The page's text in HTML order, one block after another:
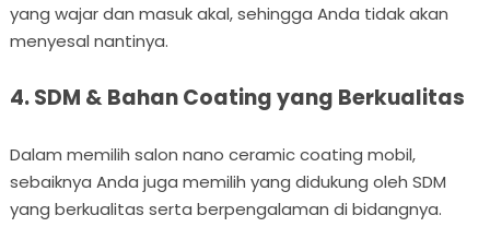
yang wajar dan masuk akal, sehingga Anda tidak akan
menyesal nantinya.
4. SDM & Bahan Coating yang Berkualitas
Dalam memilih salon nano ceramic coating mobil,
sebaiknya Anda juga memilih yang didukung oleh SDM
yang berkualitas serta berpengalaman di bidangnya.